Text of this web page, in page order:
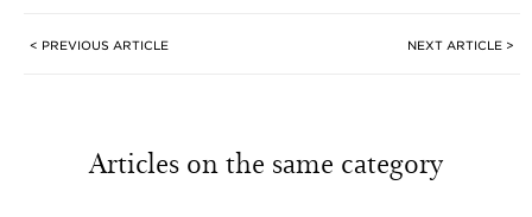
< PREVIOUS ARTICLE NEXT ARTICLE >
Articles on the same category